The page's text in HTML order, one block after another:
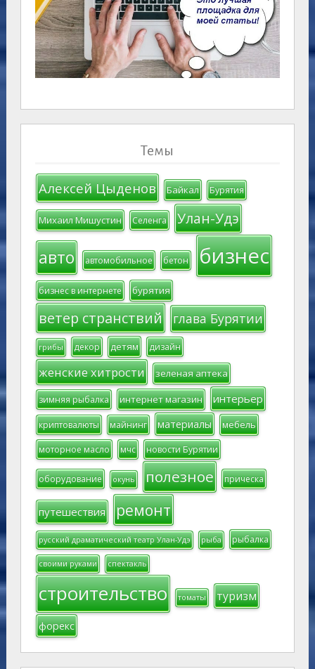
Темы
Алексей Цыденов Байкал Бурятия
Михаил Мишустин Селенга Улан-Удэ
авто автомобильное бетон бизнес
бизнес в интернете бурятия
ветер странствий глава Бурятии
грибы декор детям дизайн
женские хитрости зеленая аптека
зимняя рыбалка интернет магазин интерьер
криптовалюты майнинг материалы мебель
моторное масло мчс новости Бурятии
оборудование окунь полезное прическа
путешествия ремонт
русский драматический театр Улан-Удэ рыба рыбалка
своими руками спектакль
строительство томаты туризм
форекс